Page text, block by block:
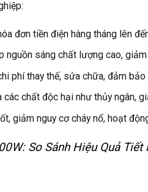
đơn tiền điện hàng tháng lên
nguồn sáng chất lượng cao,
phí thay thế, sửa chữa, đảm
các chất độc hại như thủy ngân,
giảm nguy cơ cháy nổ, hoạt
So Sánh Hiệu Quả